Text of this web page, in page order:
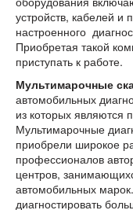
устройств, кабелей и
настроенного
Приобретая такой
приступать к работе.
Мультимарочные
автомобильных
из которых
Мультимарочные
приобрели широкое
профессионалов
центров,
автомобильных
диагностировать